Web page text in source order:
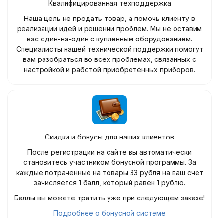
Квалифицированная техподдержка
Наша цель не продать товар, а помочь клиенту в
реализации идей и решении проблем. Мы не оставим
вас один-на-один с купленным оборудованием.
Специалисты нашей технической поддержки помогут
вам разобраться во всех проблемах, связанных с
настройкой и работой приобретённых приборов.
Скидки и бонусы для наших клиентов
После регистрации на сайте вы автоматически
становитесь участником бонусной программы. За
каждые потраченные на товары 33 рубля на ваш счет
зачисляется 1 балл, который равен 1 рублю.
Баллы вы можете тратить уже при следующем заказе!
Подробнее о бонусной системе